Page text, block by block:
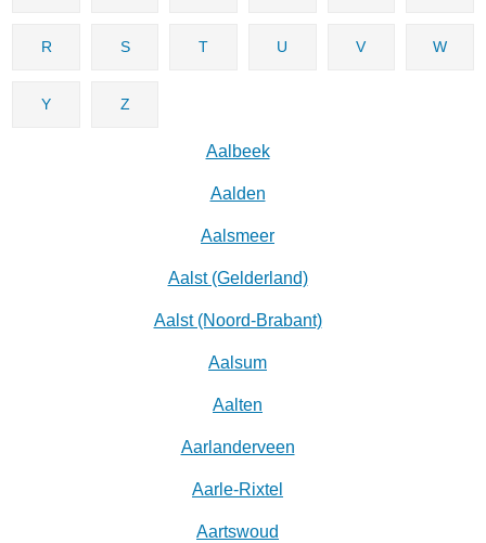
R S T U V W
Y Z
Aalbeek
Aalden
Aalsmeer
Aalst (Gelderland)
Aalst (Noord-Brabant)
Aalsum
Aalten
Aarlanderveen
Aarle-Rixtel
Aartswoud